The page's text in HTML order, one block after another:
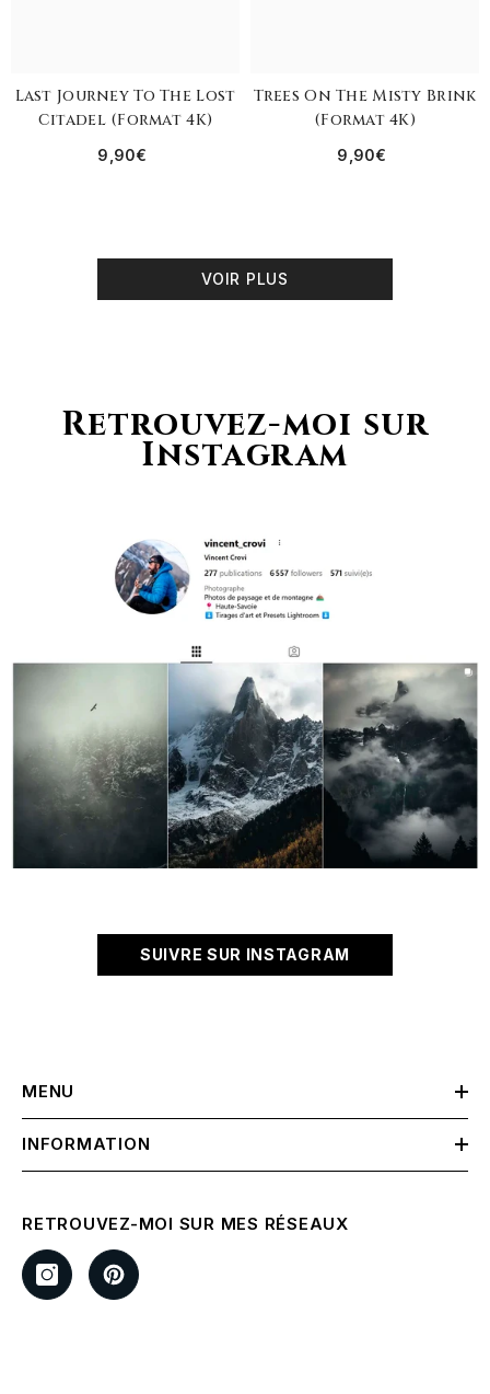
Last Journey To The Lost
Citadel (format 4K)
9,90€
Trees On The Misty Brink
(format 4K)
9,90€
VOIR PLUS
Retrouvez-moi sur
Instagram
SUIVRE SUR INSTAGRAM
MENU
INFORMATION
RETROUVEZ-MOI SUR MES RÉSEAUX